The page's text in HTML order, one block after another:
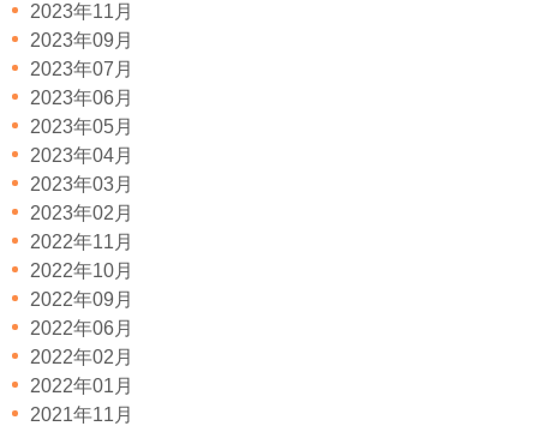
2023年11月
2023年09月
2023年07月
2023年06月
2023年05月
2023年04月
2023年03月
2023年02月
2022年11月
2022年10月
2022年09月
2022年06月
2022年02月
2022年01月
2021年11月